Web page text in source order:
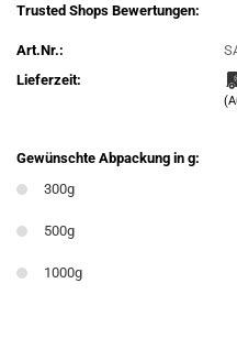
Trusted Shops Bewertungen:
Art.Nr.:
Lieferzeit:
Gewünschte Abpackung in g:
300g
500g
1000g